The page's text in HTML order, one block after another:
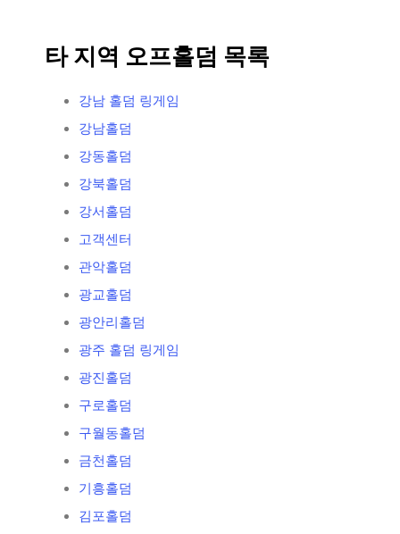
타 지역 오프홀덤 목록
강남 홀덤 링게임
강남홀덤
강동홀덤
강북홀덤
강서홀덤
고객센터
관악홀덤
광교홀덤
광안리홀덤
광주 홀덤 링게임
광진홀덤
구로홀덤
구월동홀덤
금천홀덤
기흥홀덤
김포홀덤